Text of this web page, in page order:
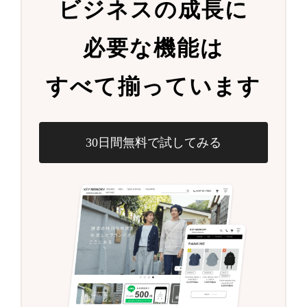
ビジネスの成長に
必要な機能は
すべて揃っています
30日間無料で試してみる